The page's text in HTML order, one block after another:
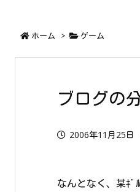
ホーム > ゲーム
ブログの
2006年11月25日
なんとなく、某ｷﾞ